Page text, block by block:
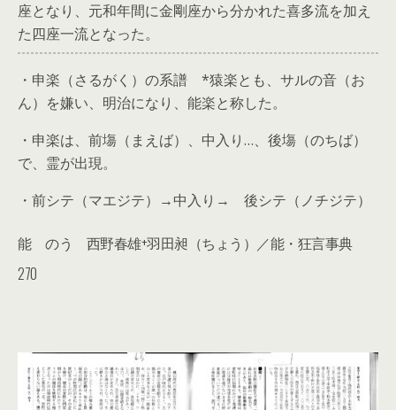
座となり、元和年間に金剛座から分かれた喜多流を加え
た四座一流となった。
・申楽（さるがく）の系譜 *猿楽とも、サルの音（お
ん）を嫌い、明治になり、能楽と称した。
・申楽は、前塲（まえば）、中入り…、後塲（のちば）
で、霊が出現。
・前シテ（マエジテ）→中入り→ 後シテ（ノチジテ）
能 のう 西野春雄+羽田昶（ちょう）／能・狂言事典
270